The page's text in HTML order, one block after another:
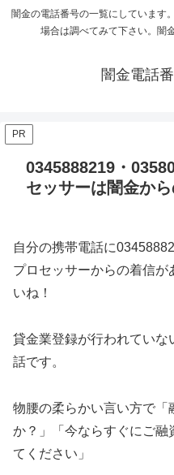
闇金の電話番号の一覧にしています
場合は調べてみて下さい。闇
闇金電話
PR
0345888219・
セッサーは闇金から
自分の携帯電話に
プロセッサーからの着信が
いね！
貸金業登録が行われていな
話です。
物腰の柔らかい言い方で「
か？」「今ならすぐにご融
てください」